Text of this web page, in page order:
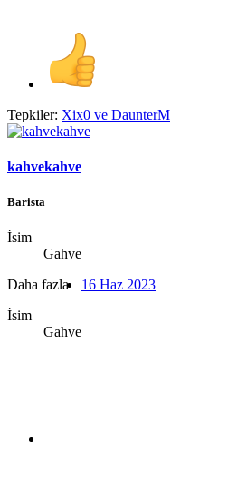
Tepkiler: Xix0 ve DaunterM
kahvekahve
Barista
İsim
Gahve
Daha fazla
İsim
Gahve
16 Haz 2023